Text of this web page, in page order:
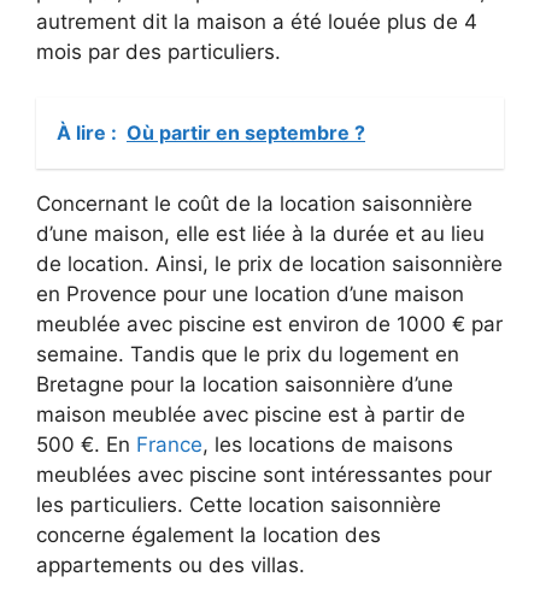
autrement dit la maison a été louée plus de 4
mois par des particuliers.
À lire : Où partir en septembre ?
Concernant le coût de la location saisonnière
d’une maison, elle est liée à la durée et au lieu
de location. Ainsi, le prix de location saisonnière
en Provence pour une location d’une maison
meublée avec piscine est environ de 1000 € par
semaine. Tandis que le prix du logement en
Bretagne pour la location saisonnière d’une
maison meublée avec piscine est à partir de
500 €. En France, les locations de maisons
meublées avec piscine sont intéressantes pour
les particuliers. Cette location saisonnière
concerne également la location des
appartements ou des villas.